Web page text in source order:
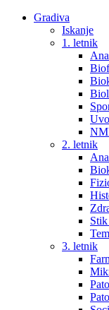
Gradiva
Iskanje
1. letnik
2. letnik
3. letnik